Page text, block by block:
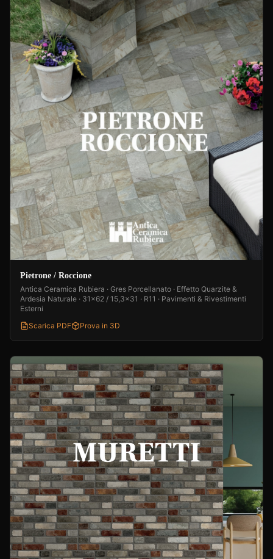
Pietrone / Roccione
Antica Ceramica Rubiera · Gres Porcellanato · Effetto Quarzite &
Ardesia Naturale · 31x62 / 15,3x31 · R11 · Pavimenti & Rivestimenti
Esterni
Scarica PDF
Prova in 3D